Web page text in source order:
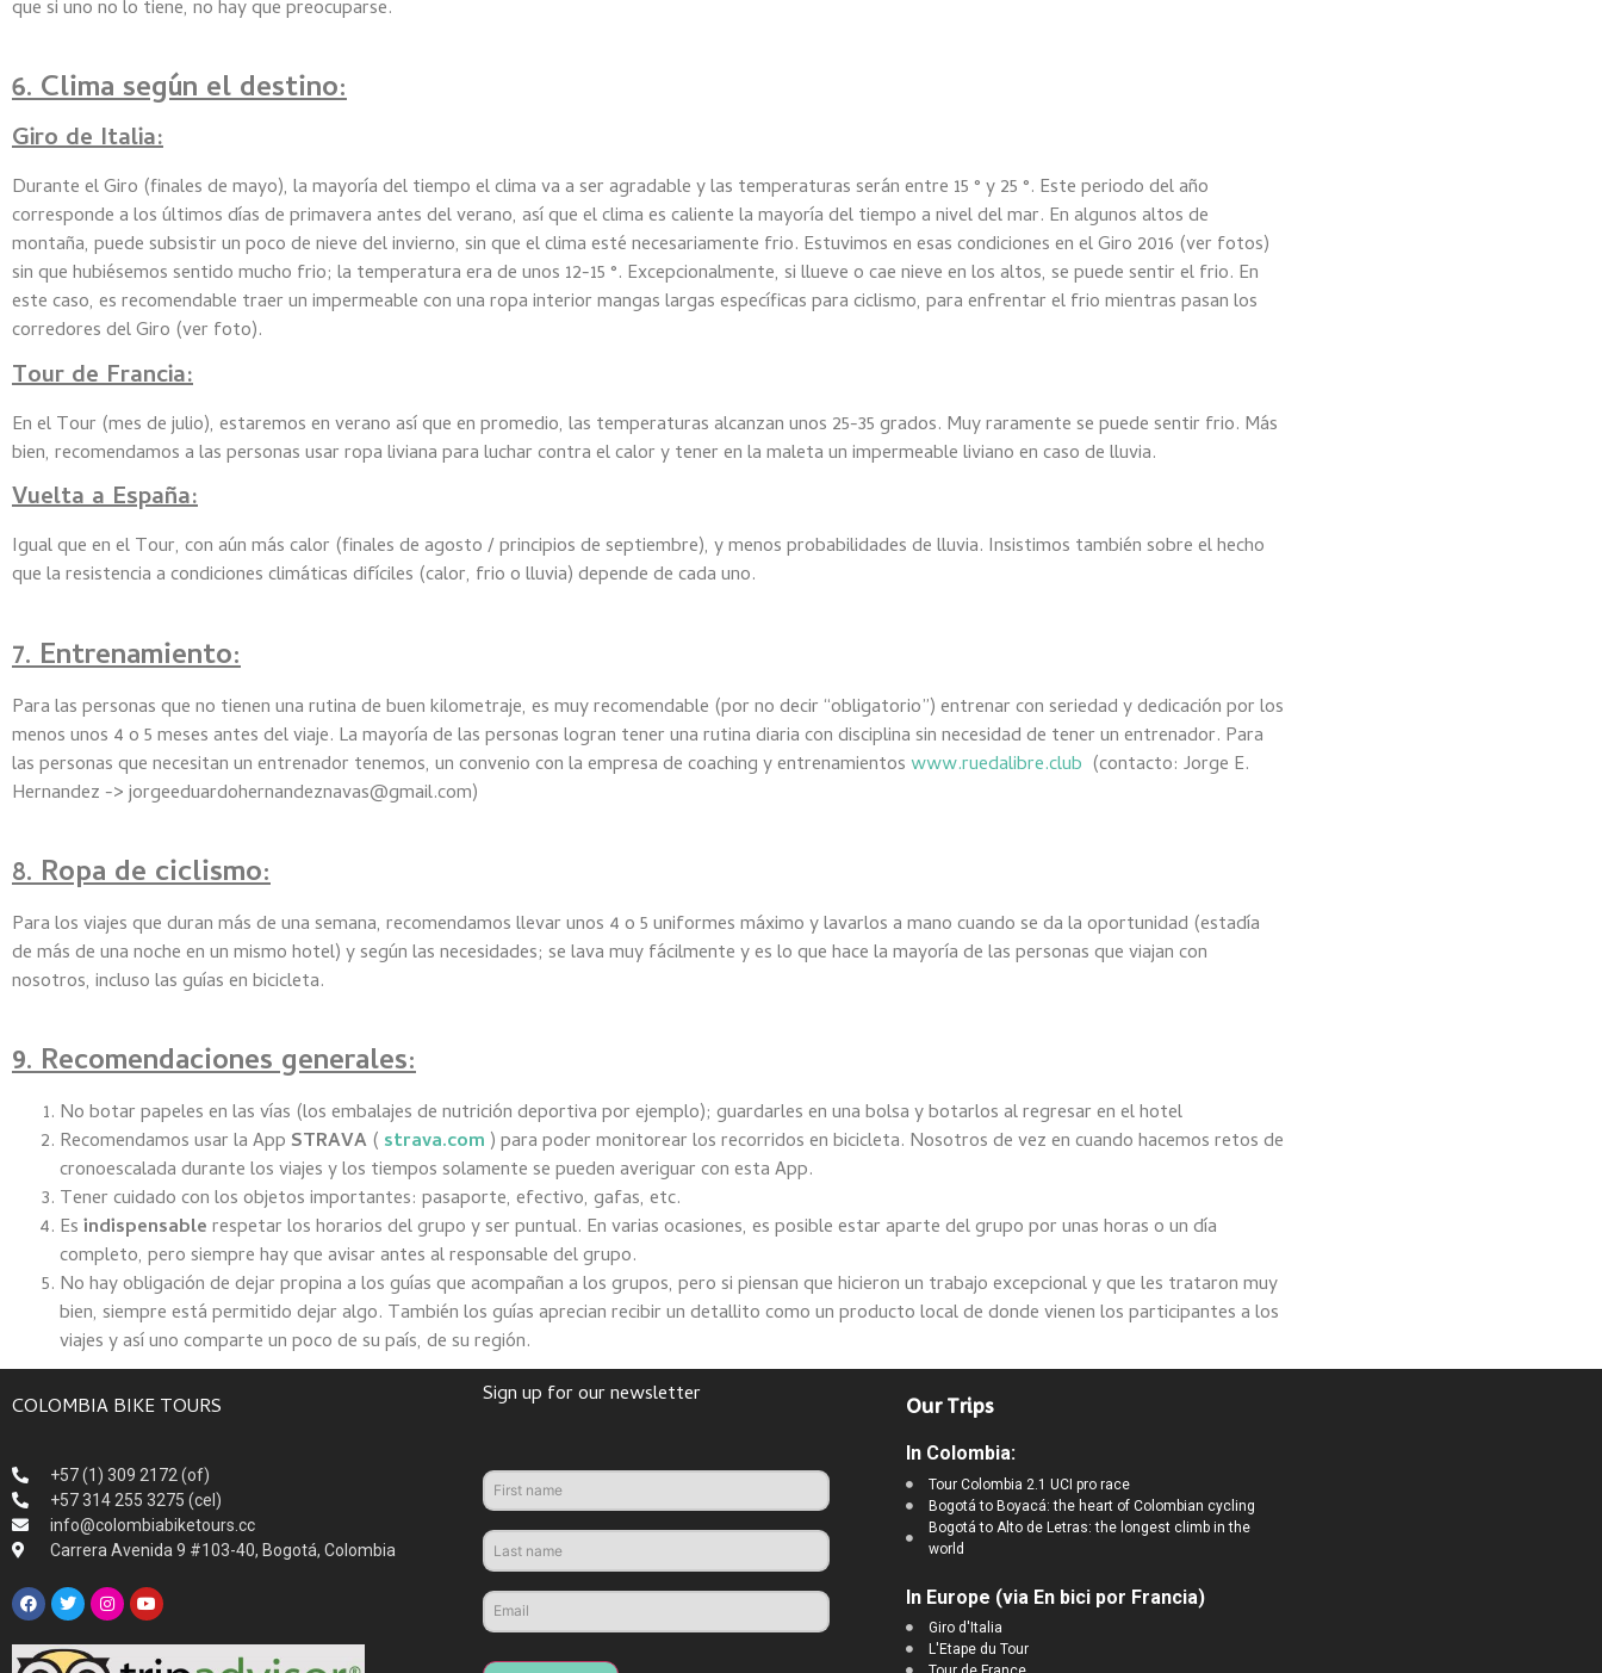
que si uno no lo tiene, no hay que preocuparse.
6. Clima según el destino:
Giro de Italia:
Durante el Giro (finales de mayo), la mayoría del tiempo el clima va a ser agradable y las temperaturas serán entre 15 ° y 25 °. Este periodo del año
corresponde a los últimos días de primavera antes del verano, así que el clima es caliente la mayoría del tiempo a nivel del mar. En algunos altos de
montaña, puede subsistir un poco de nieve del invierno, sin que el clima esté necesariamente frio. Estuvimos en esas condiciones en el Giro 2016 (ver fotos)
sin que hubiésemos sentido mucho frio; la temperatura era de unos 12-15 °. Excepcionalmente, si llueve o cae nieve en los altos, se puede sentir el frio. En
este caso, es recomendable traer un impermeable con una ropa interior mangas largas específicas para ciclismo, para enfrentar el frio mientras pasan los
corredores del Giro (ver foto).
Tour de Francia:
En el Tour (mes de julio), estaremos en verano así que en promedio, las temperaturas alcanzan unos 25-35 grados. Muy raramente se puede sentir frio. Más
bien, recomendamos a las personas usar ropa liviana para luchar contra el calor y tener en la maleta un impermeable liviano en caso de lluvia.
Vuelta a España:
Igual que en el Tour, con aún más calor (finales de agosto / principios de septiembre), y menos probabilidades de lluvia. Insistimos también sobre el hecho
que la resistencia a condiciones climáticas difíciles (calor, frio o lluvia) depende de cada uno.
7. Entrenamiento:
Para las personas que no tienen una rutina de buen kilometraje, es muy recomendable (por no decir “obligatorio”) entrenar con seriedad y dedicación por los
menos unos 4 o 5 meses antes del viaje. La mayoría de las personas logran tener una rutina diaria con disciplina sin necesidad de tener un entrenador. Para
las personas que necesitan un entrenador tenemos, un convenio con la empresa de coaching y entrenamientoswww.ruedalibre.club (contacto: Jorge E.
Hernandez -> jorgeeduardohernandeznavas@gmail.com)
8. Ropa de ciclismo:
Para los viajes que duran más de una semana, recomendamos llevar unos 4 o 5 uniformes máximo y lavarlos a mano cuando se da la oportunidad (estadía
de más de una noche en un mismo hotel) y según las necesidades; se lava muy fácilmente y es lo que hace la mayoría de las personas que viajan con
nosotros, incluso las guías en bicicleta.
9. Recomendaciones generales:
No botar papeles en las vías (los embalajes de nutrición deportiva por ejemplo); guardarles en una bolsa y botarlos al regresar en el hotel
Recomendamos usar la App STRAVA( strava.com ) para poder monitorear los recorridos en bicicleta. Nosotros de vez en cuando hacemos retos de
cronoescalada durante los viajes y los tiempos solamente se pueden averiguar con esta App.
Tener cuidado con los objetos importantes: pasaporte, efectivo, gafas, etc.
Esindispensablerespetar los horarios del grupo y ser puntual. En varias ocasiones, es posible estar aparte del grupo por unas horas o un día
completo, pero siempre hay que avisar antes al responsable del grupo.
No hay obligación de dejar propina a los guías que acompañan a los grupos, pero si piensan que hicieron un trabajo excepcional y que les trataron muy
bien, siempre está permitido dejar algo. También los guías aprecian recibir un detallito como un producto local de donde vienen los participantes a los
viajes y así uno comparte un poco de su país, de su región.
COLOMBIA BIKE TOURS
+57 (1) 309 2172 (of)
+57 314 255 3275 (cel)
info@colombiabiketours.cc
Carrera Avenida 9 #103-40, Bogotá, Colombia
Sign up for our newsletter Our Trips
In Colombia:
Tour Colombia 2.1 UCI pro race
Bogotá to Boyacá: the heart of Colombian cycling
Bogotá to Alto de Letras: the longest climb in the
world
In Europe (via En bici por Francia)
Giro d'Italia
L'Etape du Tour